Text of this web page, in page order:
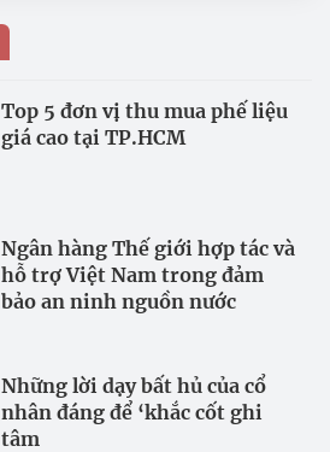
Top 5 đơn vị thu mua phế liệu
giá cao tại TP.HCM
Ngân hàng Thế giới hợp tác và
hỗ trợ Việt Nam trong đảm
bảo an ninh nguồn nước
Những lời dạy bất hủ của cổ
nhân đáng để ‘khắc cốt ghi
tâm